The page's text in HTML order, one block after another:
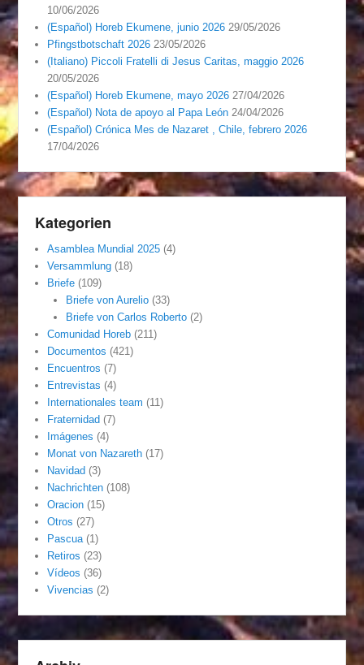
10/06/2026
(Español) Horeb Ekumene, junio 2026 29/05/2026
Pfingstbotschaft 2026 23/05/2026
(Italiano) Piccoli Fratelli di Jesus Caritas, maggio 2026
20/05/2026
(Español) Horeb Ekumene, mayo 2026 27/04/2026
(Español) Nota de apoyo al Papa León 24/04/2026
(Español) Crónica Mes de Nazaret , Chile, febrero 2026
17/04/2026
Kategorien
Asamblea Mundial 2025 (4)
Versammlung (18)
Briefe (109)
Briefe von Aurelio(33)
Briefe von Carlos Roberto(2)
Comunidad Horeb (211)
Documentos (421)
Encuentros (7)
Entrevistas (4)
Internationales team (11)
Fraternidad (7)
Imágenes (4)
Monat von Nazareth (17)
Navidad (3)
Nachrichten (108)
Oracion (15)
Otros (27)
Pascua (1)
Retiros (23)
Vídeos (36)
Vivencias (2)